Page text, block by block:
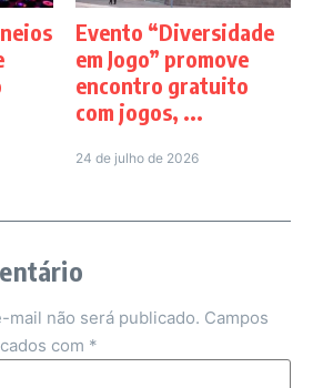
Evento “Diversidade
em Jogo” promove
encontro gratuito
com jogos, ...
24 de julho de 2026
mail não será publicado. Campos
com *